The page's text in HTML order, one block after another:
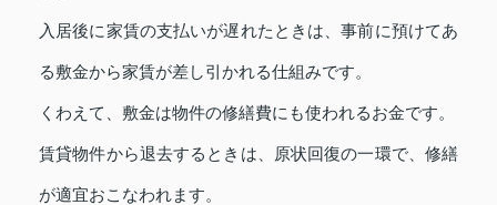
入居後に家賃の支払いが遅れたときは、事前に預けてあ
る敷金から家賃が差し引かれる仕組みです。
くわえて、敷金は物件の修繕費にも使われるお金です。
賃貸物件から退去するときは、原状回復の一環で、修繕
が適宜おこなわれます。